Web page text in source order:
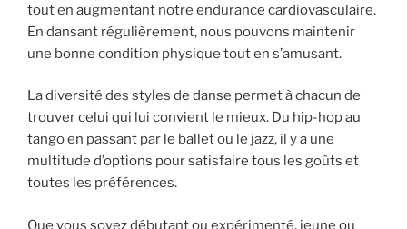
tout en augmentant notre endurance cardiovasculaire.
En dansant régulièrement, nous pouvons maintenir
une bonne condition physique tout en s’amusant.
La diversité des styles de danse permet à chacun de
trouver celui qui lui convient le mieux. Du hip-hop au
tango en passant par le ballet ou le jazz, il y a une
multitude d’options pour satisfaire tous les goûts et
toutes les préférences.
Que vous soyez débutant ou expérimenté, jeune ou